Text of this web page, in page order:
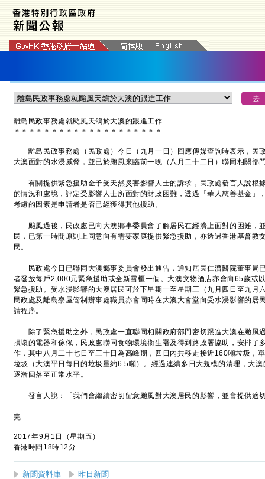
離島民政事務處就颱風天鴿於大澳的跟進工作
＊ ＊ ＊ ＊ ＊ ＊ ＊ ＊ ＊ ＊ ＊ ＊ ＊ ＊ ＊ ＊ ＊ ＊ ＊ ＊
離島民政事務處（民政處）今日（九月一日）回應傳媒查詢時表示，民
大澳面對的水浸威脅，並已於颱風來臨前一晚（八月二十二日）聯同相關部
有關提供緊急援助金予受天然災害影響人士的訴求，民政處發言人說根
的情況和處境，評定受影響人士所面對的財政困難，透過「華人慈善基金」
考慮的因素是申請者是否已經獲得其他援助。
颱風過後，民政處已向大澳鄉事委員會了解居民在經濟上面對的困難，
民，已第一時間原則上同意向有需要家庭提供緊急援助，亦透過香港基督教
民。
民政處今日已聯同大澳鄉事委員會發出通告，通知居民仁濟醫院董事局
者發放每戶2,000元緊急援助或全新雪櫃一個。大澳文物酒店亦會向65歲或
緊急援助。受水浸影響的大澳居民可於下星期一至星期三（九月四日至九月
民政處及離島寮屋管制辦事處職員亦會同時在大澳大會堂向受水浸影響的居
請程序。
除了緊急援助之外，民政處一直聯同相關政府部門密切跟進大澳在颱風
損壞的電器和傢俬，民政處聯同食物環境衞生署及得到路政署協助，安排了
作，其中八月二十七日至三十日為高峰期，四日內共移走接近160噸垃圾，
垃圾（大澳平日每日的垃圾量約6.5噸）。經過連續多日大規模的清理，大
逐漸回落至正常水平。
發言人說：「我們會繼續密切留意颱風對大澳居民的影響，並會提供適
完
2017年9月1日（星期五）
香港時間18時12分
新聞資料庫
昨日新聞